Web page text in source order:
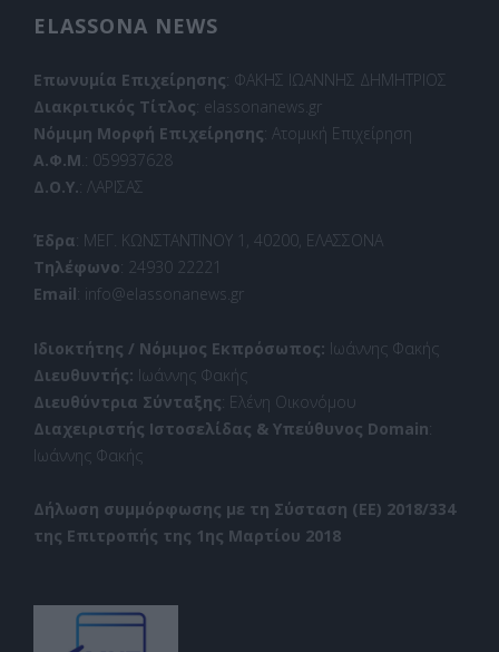
ELASSONA NEWS
Επωνυμία Επιχείρησης: ΦΑΚΗΣ ΙΩΑΝΝΗΣ ΔΗΜΗΤΡΙΟΣ
Διακριτικός Τίτλος: elassonanews.gr
Νόμιμη Μορφή Επιχείρησης: Ατομική Επιχείρηση
Α.Φ.Μ.: 059937628
Δ.Ο.Υ.: ΛΑΡΙΣΑΣ
Έδρα: ΜΕΓ. ΚΩΝΣΤΑΝΤΙΝΟΥ 1, 40200, ΕΛΑΣΣΟΝΑ
Τηλέφωνο: 24930 22221
Email: info@elassonanews.gr
Ιδιοκτήτης / Νόμιμος Εκπρόσωπος: Ιωάννης Φακής
Διευθυντής: Ιωάννης Φακής
Διευθύντρια Σύνταξης: Ελένη Οικονόμου
Διαχειριστής Ιστοσελίδας & Υπεύθυνος Domain:
Ιωάννης Φακής
Δήλωση συμμόρφωσης με τη Σύσταση (ΕΕ) 2018/334
της Επιτροπής της 1ης Μαρτίου 2018